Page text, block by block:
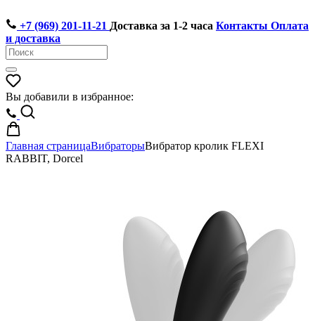
+7 (969) 201-11-21 Доставка за 1-2 часа Контакты Оплата
и доставка
Вы добавили в избранное:
Главная страницаВибраторыВибратор кролик FLEXI
RABBIT, Dorcel